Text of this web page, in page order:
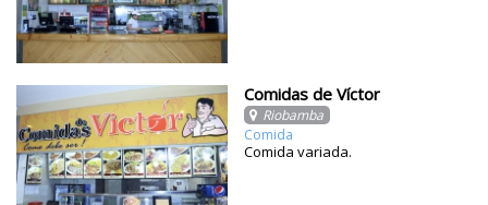
Comidas de Víctor
Riobamba
Comida
Comida variada.